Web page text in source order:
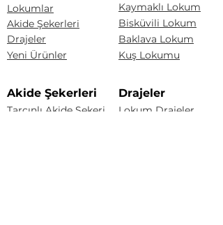
Lokumlar
Akide Şekerleri
Drajeler
Yeni Ürünler
Kaymaklı Lokum
Bisküvili Lokum
Baklava Lokum
Kuş Lokumu
Akide Şekerleri
Tarçınlı Akide Şekeri
Drajeler
Lokum Drajeler